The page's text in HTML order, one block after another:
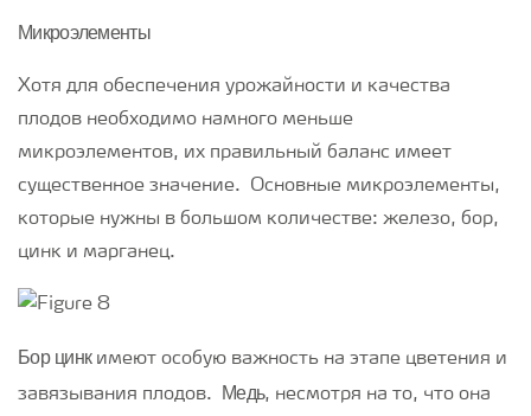
Микроэлементы
Хотя для обеспечения урожайности и качества
плодов необходимо намного меньше
микроэлементов, их правильный баланс имеет
существенное значение. Основные микроэлементы,
которые нужны в большом количестве: железо, бор,
цинк и марганец.
Бор цинкимеют особую важность на этапе цветения и
завязывания плодов. Медь, несмотря на то, что она